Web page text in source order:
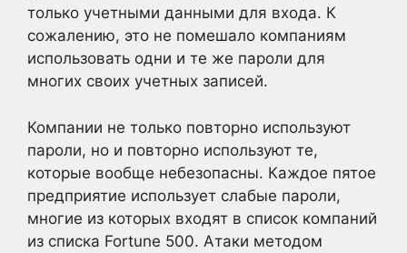
только учетными данными для входа. К
сожалению, это не помешало компаниям
использовать одни и те же пароли для
многих своих учетных записей.
Компании не только повторно используют
пароли, но и повторно используют те,
которые вообще небезопасны. Каждое пятое
предприятие использует слабые пароли,
многие из которых входят в список компаний
из списка Fortune 500. Атаки методом